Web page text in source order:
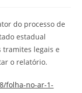
do processo de
estadual
tramites legais e
o relatório.
folha-no-ar-1-